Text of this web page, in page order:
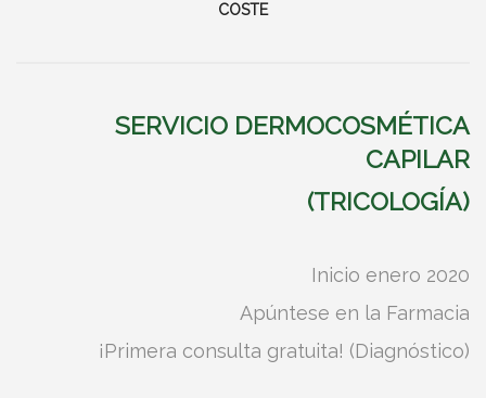
COSTE
SERVICIO DERMOCOSMÉTICA
CAPILAR
(TRICOLOGÍA)
Inicio enero 2020
Apúntese en la Farmacia
¡Primera consulta gratuita! (Diagnóstico)